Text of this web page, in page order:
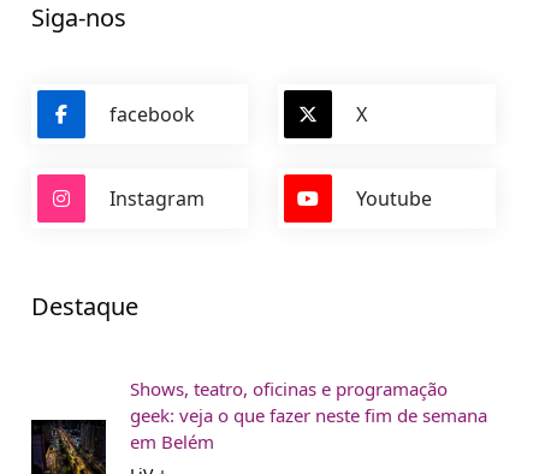
Siga-nos
facebook X
Instagram Youtube
Destaque
Shows, teatro, oficinas e programação
geek: veja o que fazer neste fim de semana
em Belém